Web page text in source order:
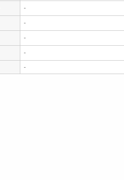
-
-
-
-
-